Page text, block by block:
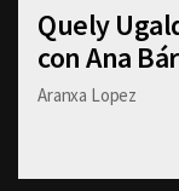
Quely
con Ana
Aranxa Lopez